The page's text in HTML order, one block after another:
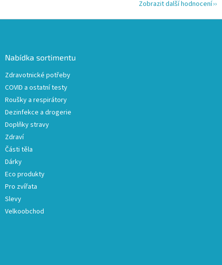
Zobrazit další hodnocení
Nabídka sortimentu
Zdravotnické potřeby
COVID a ostatní testy
Roušky a respirátory
Dezinfekce a drogerie
Doplňky stravy
Zdraví
Části těla
Dárky
Eco produkty
Pro zvířata
Slevy
Velkoobchod